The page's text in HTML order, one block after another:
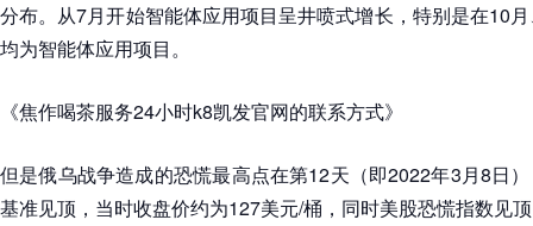
分布。从7月开始智能体应用项目呈井喷式增长，特别是在10
均为智能体应用项目。
《焦作喝茶服务24小时k8凯发官网的联系方式》
但是俄乌战争造成的恐慌最高点在第12天（即2022年3月8日
基准见顶，当时收盘价约为127美元/桶，同时美股恐慌指数见